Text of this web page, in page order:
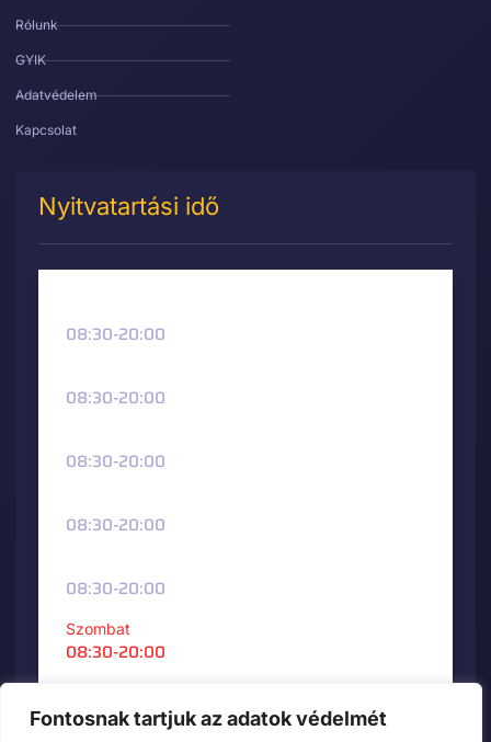
Fontosnak tartjuk az adatok védelmét
Rólunk
GYIK
Adatvédelem
Kapcsolat
Nyitvatartási idő
08:30-20:00
08:30-20:00
08:30-20:00
08:30-20:00
08:30-20:00
Szombat
08:30-20:00
08:30-20:00